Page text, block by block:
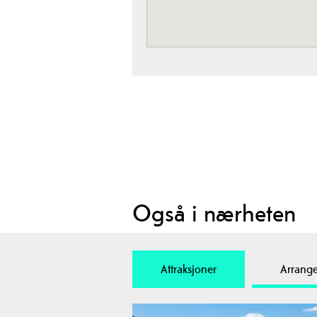
Også i nærheten
Attraksjoner